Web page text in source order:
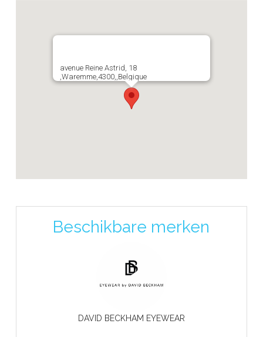
avenue Reine Astrid, 18
,Waremme,4300,,Belgique
Beschikbare merken
DAVID BECKHAM EYEWEAR